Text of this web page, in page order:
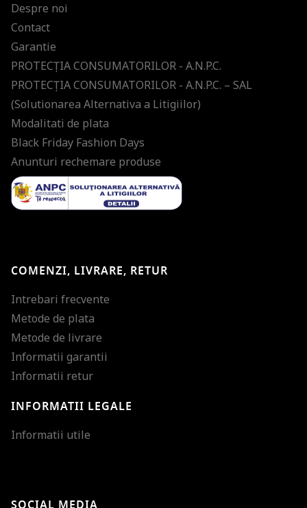
Despre noi
Contact
Garantie
PROTECŢIA CONSUMATORILOR - A.N.P.C.
PROTECŢIA CONSUMATORILOR - A.N.P.C. – SAL
(Solutionarea Alternativa a Litigiilor)
Modalitati de plata
Black Friday Fashion Days
Anunturi rechemare produse
COMENZI, LIVRARE, RETUR
Intrebari frecvente
Metode de plata
Metode de livrare
Informatii garantii
Informatii retur
INFORMATII LEGALE
Informatii utile